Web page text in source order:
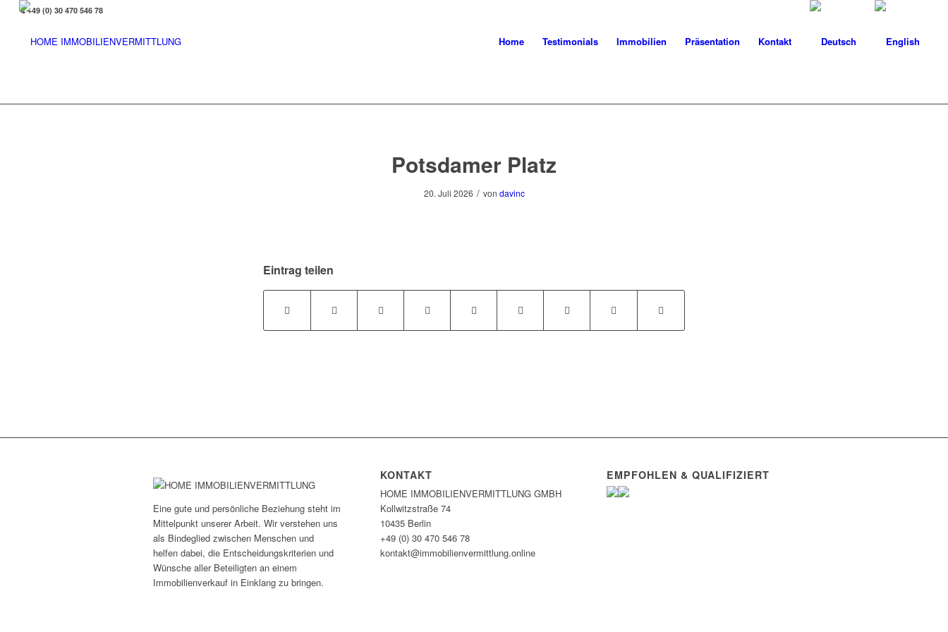
Home Testimonials Immobilien Präsentation Kontakt
+49 (0) 30 470 546 78
Potsdamer Platz
20. Juli 2026 / von davinc
Eintrag teilen
Eine gute und persönliche Beziehung steht im
Mittelpunkt unserer Arbeit. Wir verstehen uns
als Bindeglied zwischen Menschen und
helfen dabei, die Entscheidungskriterien und
Wünsche aller Beteiligten an einem
Immobilienverkauf in Einklang zu bringen.
KONTAKT
HOME IMMOBILIEN­VERMITTLUNG GMBH
Kollwitzstraße 74
10435 Berlin
+49 (0) 30 470 546 78
kontakt@immobilien­vermittlung.online
EMPFOHLEN & QUALIFIZIERT